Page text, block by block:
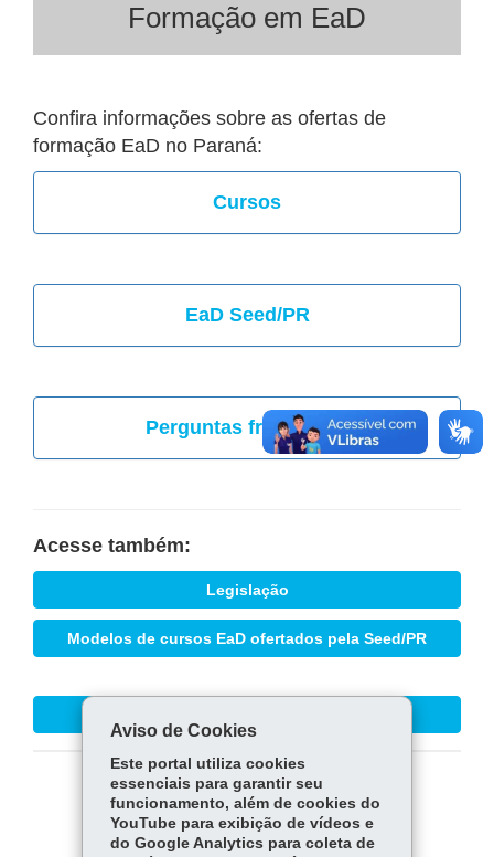
Formação em EaD
Confira informações sobre as ofertas de
formação EaD no Paraná:
Cursos
EaD Seed/PR
Perguntas frequentes
Acesse também:
Legislação
Modelos de cursos EaD ofertados pela Seed/PR
COMPARTILHE:
Fa
W
Aviso de Cookies
Este portal utiliza cookies
essenciais para garantir seu
funcionamento, além de cookies do
YouTube para exibição de vídeos e
do Google Analytics para coleta de